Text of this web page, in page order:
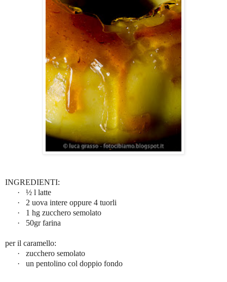
INGREDIENTI:
·
½ l latte
·
2 uova intere oppure 4 tuorli
·
1 hg zucchero semolato
·
50gr farina
per il caramello:
·
zucchero semolato
·
un pentolino col doppio fondo